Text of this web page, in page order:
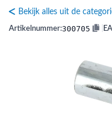
(Expansievaten)
(Flexibele slangen)
Bekijk alles uit de
Artikelnummer:300705